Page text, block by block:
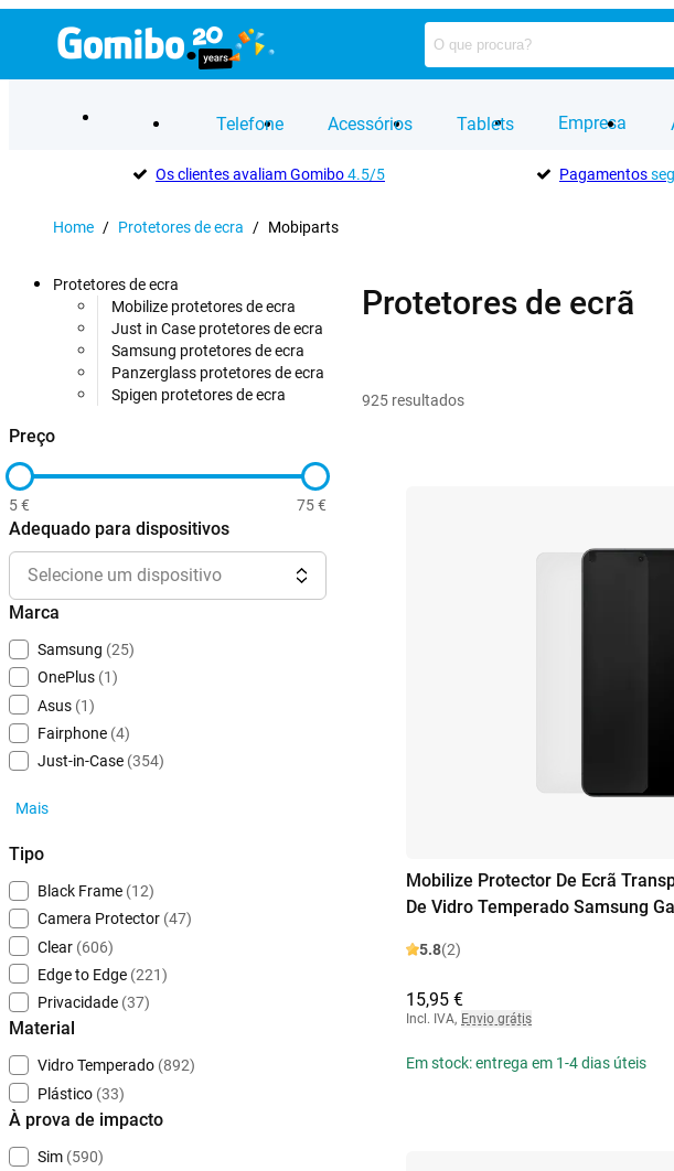
Telefone Acessórios Tablets Empresa
Os clientes avaliam Gomibo4.5/5 Pagamentos
Home / Protetores de ecra / Mobiparts
Protetores de ecra
Mobilize protetores de ecra
Just in Case protetores de ecra
Samsung protetores de ecra
Panzerglass protetores de ecra
Spigen protetores de ecra
Preço
5 € 75 €
Adequado para dispositivos
Selecione um dispositivo
Marca
Samsung (25)
OnePlus (1)
Asus (1)
Fairphone (4)
Just-in-Case (354)
Mais
Tipo
Black Frame (12)
Camera Protector (47)
Clear (606)
Edge to Edge (221)
Privacidade (37)
Material
Vidro Temperado (892)
Plástico (33)
À prova de impacto
Sim (590)
Protetores de ecrã
925 resultados
Mobilize Protector De Ecrã
De Vidro Temperado Samsung
5.8(2)
15,95 €
Incl. IVA, Envio grátis
Em stock: entrega em 1-4 dias úteis